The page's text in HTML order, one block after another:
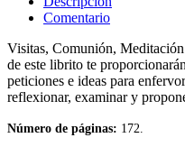
Comentario
Visitas, Comunión,
de este librito te
peticiones e ideas para
reflexionar, examinar y
Número de páginas: 172.